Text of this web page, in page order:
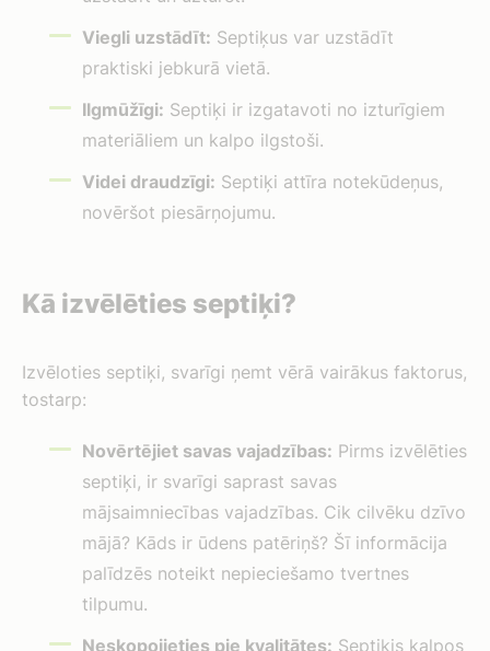
Viegli uzstādīt: Septiķus var uzstādīt
praktiski jebkurā vietā.
Ilgmūžīgi: Septiķi ir izgatavoti no izturīgiem
materiāliem un kalpo ilgstoši.
Videi draudzīgi: Septiķi attīra notekūdeņus,
novēršot piesārņojumu.
Kā izvēlēties septiķi?
Izvēloties septiķi, svarīgi ņemt vērā vairākus faktorus,
tostarp:
Novērtējiet savas vajadzības: Pirms izvēlēties
septiķi, ir svarīgi saprast savas
mājsaimniecības vajadzības. Cik cilvēku dzīvo
mājā? Kāds ir ūdens patēriņš? Šī informācija
palīdzēs noteikt nepieciešamo tvertnes
tilpumu.
Neskopojieties pie kvalitātes: Septiķis kalpos